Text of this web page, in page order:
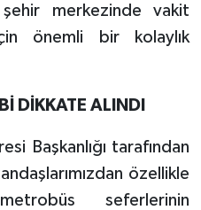
merkezinde vakit
önemli bir kolaylık
DİKKATE ALINDI
Başkanlığı tarafından
özellikle
seferlerinin